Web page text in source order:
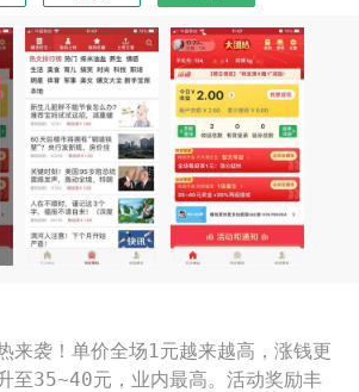
袭！单价全场1元越来越高，涨钱更
至35~40元，业内最高。活动奖励丰